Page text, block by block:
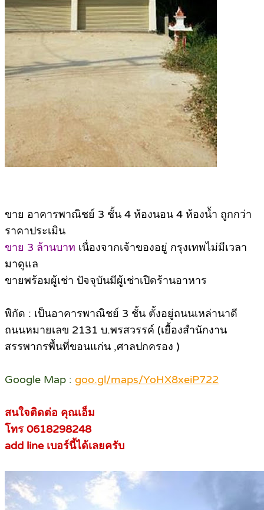
ขาย อาคารพาณิชย์ 3 ชั้น 4 ห้องนอน 4 ห้องน้ำ ถูกกว่า
ราคาประเมิน
ขาย 3 ล้านบาท เนื่องจากเจ้าของอยู่ กรุงเทพไม่มีเวลา
มาดูแล
ขายพร้อมผู้เช่า ปัจจุบันมีผู้เช่าเปิดร้านอาหาร
พิกัด : เป็นอาคารพาณิชย์ 3 ชั้น ตั้งอยู่ถนนเหล่านาดี
ถนนหมายเลข 2131 บ.พรสวรรค์ (เยื้องสำนักงาน
สรรพากรพื้นที่ขอนแก่น ,ศาลปกครอง )
Google Map : goo.gl/maps/YoHX8xeiP722
สนใจติดต่อ คุณเอ็ม
โทร 0618298248
add line เบอร์นี้ได้เลยครับ